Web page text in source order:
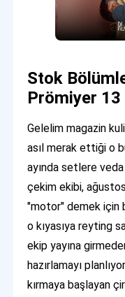
Stok
Prömiyer 13
Gelelim magazin
asıl merak ettiği o
ayında setlere
çekim ekibi,
"motor" demek için
o kıyasıya reyting
ekip yayına
hazırlamayı
kırmaya başlayan